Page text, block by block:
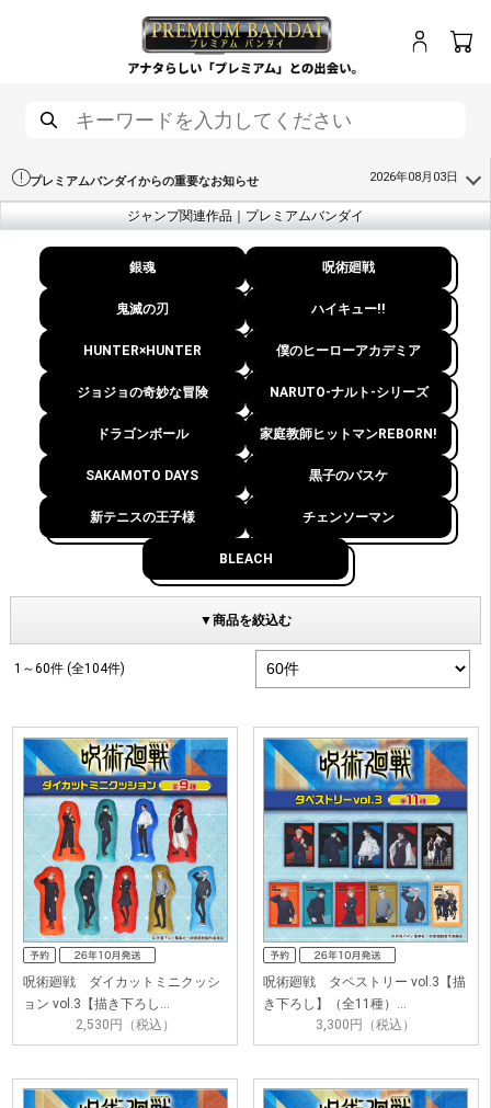
メニュー
プレミアムバンダイからの重要なお知らせ 2026年08月03日
ジャンプ関連作品｜プレミアムバンダイ
銀魂 呪術廻戦
鬼滅の刃 ハイキュー!!
HUNTER×HUNTER 僕のヒーローアカデミア
ジョジョの奇妙な冒険 NARUTO-ナルト-シリーズ
ドラゴンボール 家庭教師ヒットマンREBORN!
SAKAMOTO DAYS 黒子のバスケ
新テニスの王子様 チェンソーマン
BLEACH
▼商品を絞込む
1～60件 (全104件)
呪術廻戦 ダイカットミニクッシ
ョン vol.3【描き下ろし…
2,530円（税込）
呪術廻戦 タペストリー vol.3【描
き下ろし】（全11種）…
3,300円（税込）